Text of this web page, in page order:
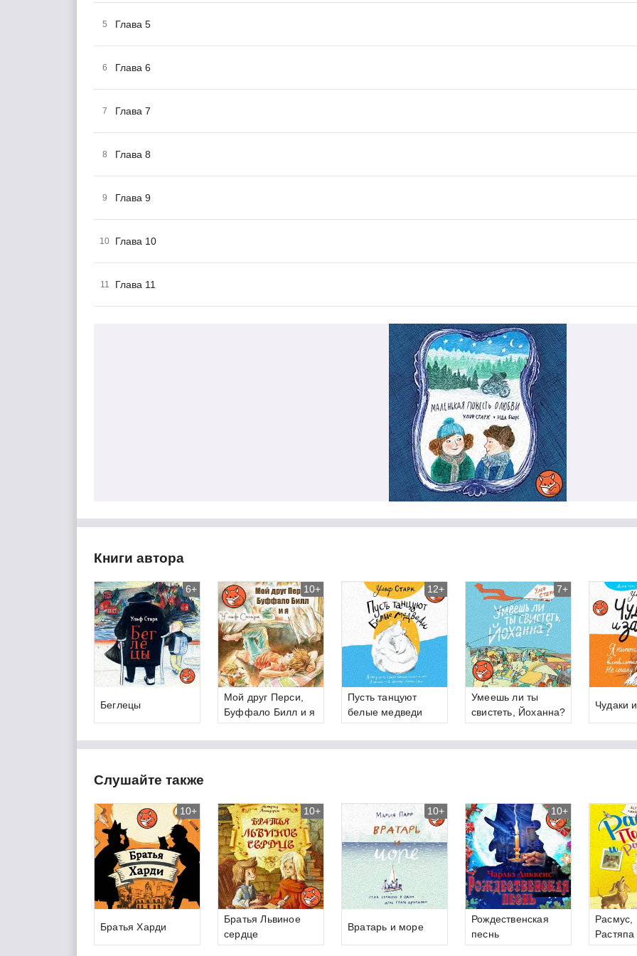
5 Глава 5
6 Глава 6
7 Глава 7
8 Глава 8
9 Глава 9
10 Глава 10
11 Глава 11
Книги автора
Беглецы
6+
Мой друг Перси,
Буффало Билл и я
10+
Пусть танцуют
белые медведи
12+
Умеешь ли ты
свистеть, Йоханна?
7+
Чудаки
Слушайте также
Братья Харди
10+
Братья Львиное
сердце
10+
Вратарь и море
10+
Рождественская
песнь
10+
Расмус,
Растяпа